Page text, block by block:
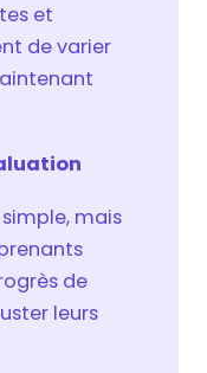
et
de varier
mais
de
leurs